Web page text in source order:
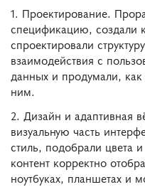
1. Проектирование.
спецификацию, создали
спроектировали
взаимодействия с
данных и продумали, как
ним.
2. Дизайн и адаптивная
визуальную часть
стиль, подобрали цвета
контент корректно
ноутбуках, планшетах и